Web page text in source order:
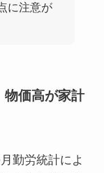
に注意が
物価高が家計
勤労統計によ